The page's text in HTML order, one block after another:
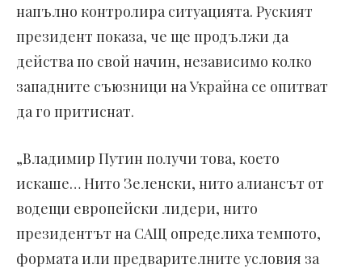
напълно контролира ситуацията. Руският
президент показа, че ще продължи да
действа по свой начин, независимо колко
западните съюзници на Украйна се опитват
да го притиснат.
„Владимир Путин получи това, което
искаше… Нито Зеленски, нито алиансът от
водещи европейски лидери, нито
президентът на САЩ определиха темпото,
формата или предварителните условия за